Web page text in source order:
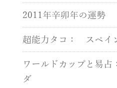
2011年辛卯年の運勢
超能力タコ： スペイ
ワールドカップと易
ダ